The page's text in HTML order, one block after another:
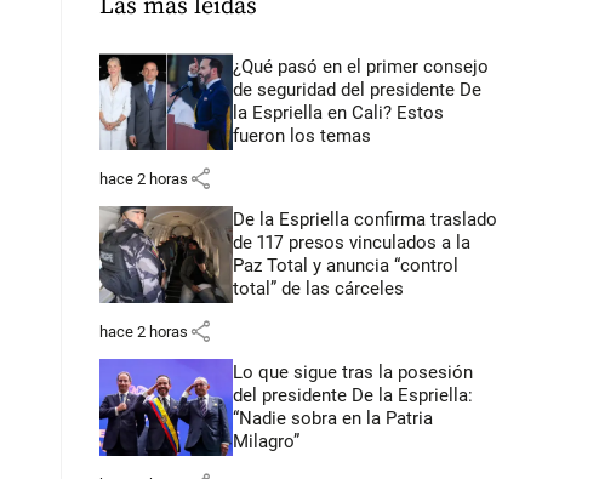
Las más leídas
¿Qué pasó en el primer consejo
de seguridad del presidente De
la Espriella en Cali? Estos
fueron los temas
hace 2 horas share
De la Espriella confirma traslado
de 117 presos vinculados a la
Paz Total y anuncia “control
total” de las cárceles
hace 2 horas share
Lo que sigue tras la posesión
del presidente De la Espriella:
“Nadie sobra en la Patria
Milagro”